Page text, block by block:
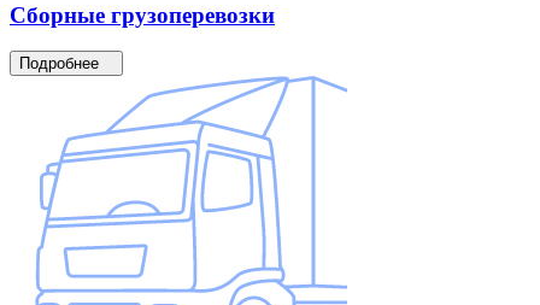
Сборные грузоперевозки
Подробнее